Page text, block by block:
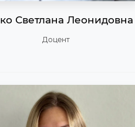
Светлана Леонидовна
Доцент